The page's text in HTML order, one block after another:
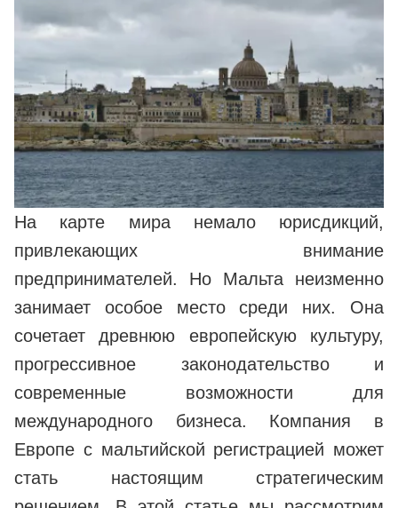
На карте мира немало юрисдикций,
привлекающих внимание
предпринимателей. Но Мальта неизменно
занимает особое место среди них. Она
сочетает древнюю европейскую культуру,
прогрессивное законодательство и
современные возможности для
международного бизнеса. Компания в
Европе с мальтийской регистрацией может
стать настоящим стратегическим